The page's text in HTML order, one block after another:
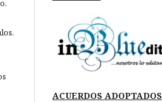
ACUERDOS ADOPTADOS